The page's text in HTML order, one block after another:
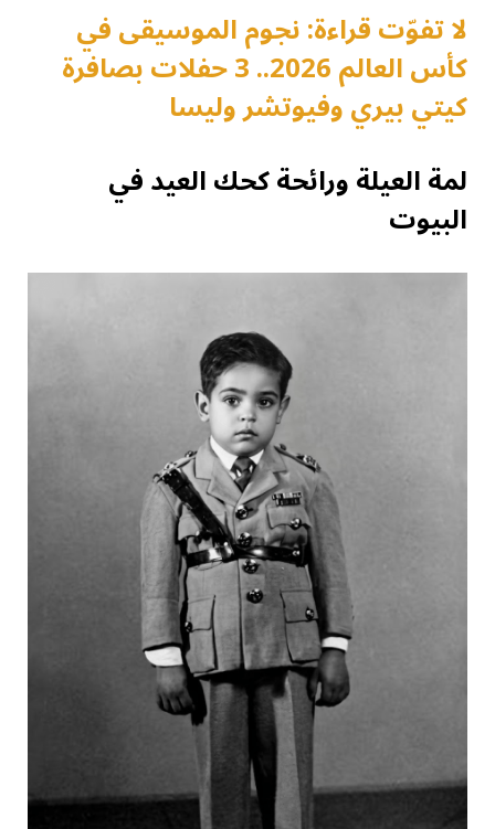
لا تفوّت قراءة: نجوم الموسيقى في
كأس العالم 2026.. 3 حفلات بصافرة
كيتي بيري وفيوتشر وليسا
لمة العيلة ورائحة كحك العيد في
البيوت